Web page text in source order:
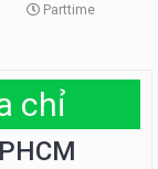
Parttime
chỉ